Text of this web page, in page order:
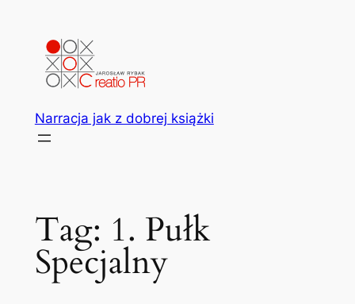
Narracja jak z dobrej książki
Tag: 1. Pułk
Specjalny